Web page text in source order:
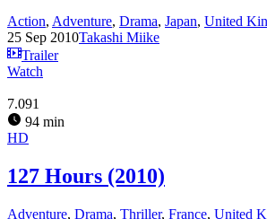
Action, Adventure, Drama, Japan, United
25 Sep 2010Takashi Miike
Trailer
Watch
7.091
94 min
HD
127 Hours (2010)
Adventure, Drama, Thriller, France, United